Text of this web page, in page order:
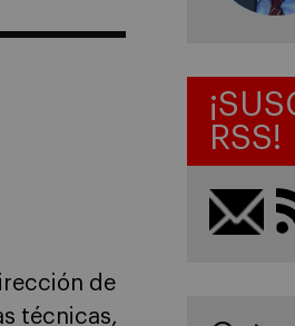
de
técnicas,
RSS!